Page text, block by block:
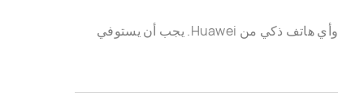
*يُمكِّن تطبيق Huawei Share خاصية مشاركة الشاشات بين Huawei MateBook وأي هاتف ذكي من Huawei. يجب أن يستوفي